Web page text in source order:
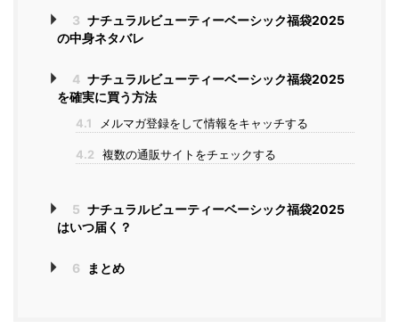
3 ナチュラルビューティーベーシック福袋2025
の中身ネタバレ
4 ナチュラルビューティーベーシック福袋2025
を確実に買う方法
4.1 メルマガ登録をして情報をキャッチする
4.2 複数の通販サイトをチェックする
5 ナチュラルビューティーベーシック福袋2025
はいつ届く？
6 まとめ